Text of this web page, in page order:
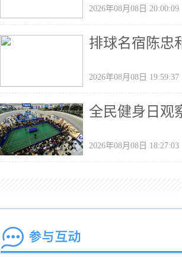
2026年08月08日 20:00:09
排球名宿陈忠
2026年08月08日 19:59:37
全民健身日观
2026年08月08日 18:27:03